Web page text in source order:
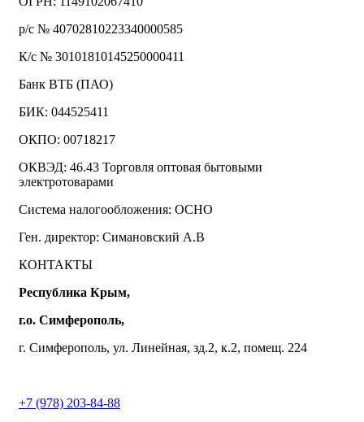
р/с № 40702810223340000585
К/с № 30101810145250000411
Банк ВТБ (ПАО)
БИК: 044525411
ОКПО: 00718217
ОКВЭД: 46.43 Торговля оптовая бытовыми
электротоварами
Система налогообложения: ОСНО
Ген. директор: Симановский А.В
КОНТАКТЫ
Республика Крым,
г.о. Симферополь,
г. Симферополь, ул. Линейная, зд.2, к.2, помещ. 224
+7 (978) 203-84-88